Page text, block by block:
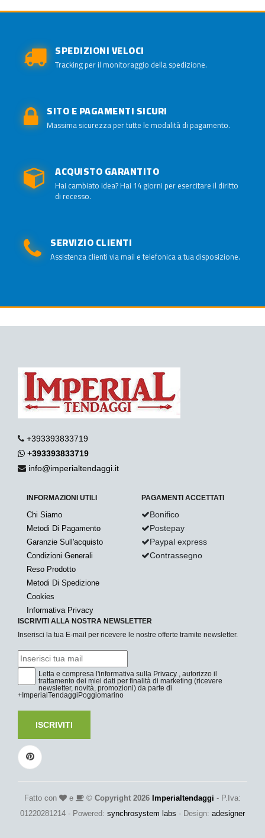
SPEDIZIONI VELOCI
Tracking per il monitoraggio della spedizione.
SITO E PAGAMENTI SICURI
Massima sicurezza per tutte le modalità di pagamento.
ACQUISTO GARANTITO
Hai cambiato idea? Hai 14 giorni per esercitare il diritto
di recesso.
SERVIZIO CLIENTI
Assistenza clienti via mail e telefonica a tua disposizione.
+393393833719
+393393833719
info@imperialtendaggi.it
INFORMAZIONI UTILI
Chi Siamo
Metodi Di Pagamento
Garanzie Sull'acquisto
Condizioni Generali
Reso Prodotto
Metodi Di Spedizione
Cookies
Informativa Privacy
PAGAMENTI ACCETTATI
Bonifico
Postepay
Paypal express
Contrassegno
ISCRIVITI ALLA NOSTRA NEWSLETTER
Inserisci la tua E-mail per ricevere le nostre offerte tramite newsletter.
Letta e compresa l'informativa sulla Privacy , autorizzo il
trattamento dei miei dati per finalità di marketing (ricevere
newsletter, novità, promozioni) da parte di
+ImperialTendaggiPoggiomarino
ISCRIVITI
Fatto con e © Copyright 2026 Imperialtendaggi - P.Iva:
01220281214 - Powered: synchrosystem labs - Design: adesigner